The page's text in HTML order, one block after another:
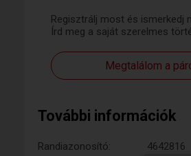
Regisztrálj most és ismerkedj
Írd meg a saját szerelmes
Megtalálom a
További információk
Randiazonosító:
4642816